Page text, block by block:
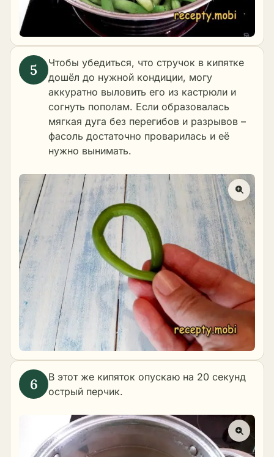
Чтобы убедиться, что стручок в кипятке
дошёл до нужной кондиции, могу
аккуратно выловить его из кастрюли и
согнуть пополам. Если образовалась
мягкая дуга без перегибов и разрывов –
фасоль достаточно проварилась и её
нужно вынимать.
В этот же кипяток опускаю на 20 секунд
острый перчик.